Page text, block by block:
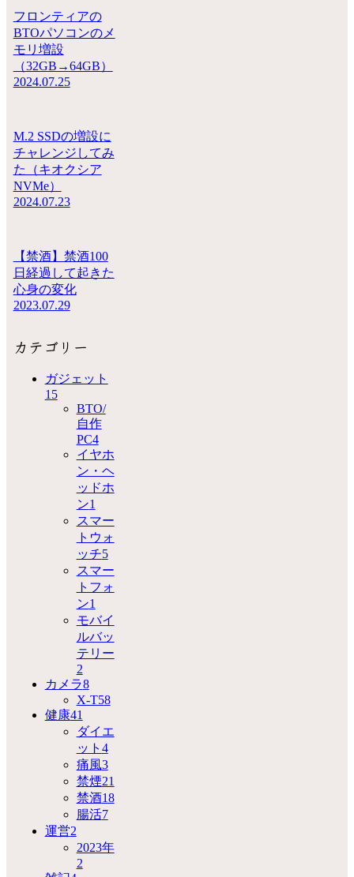
フロンティアの
BTOパソコンのメ
モリ増設
（32GB→64GB）
2024.07.25
M.2 SSDの増設に
チャレンジしてみ
た（キオクシア
NVMe）
2024.07.23
【禁酒】禁酒100
日経過して起きた
心身の変化
2023.07.29
カテゴリー
ガジェット
15
BTO/
自作
PC4
イヤホ
ン・ヘ
ッドホ
ン1
スマー
トウォ
ッチ5
スマー
トフォ
ン1
モバイ
ルバッ
テリー
2
カメラ8
X-T58
健康41
ダイエ
ット 4
痛風3
禁煙21
禁酒18
腸活7
運営2
2023年
2